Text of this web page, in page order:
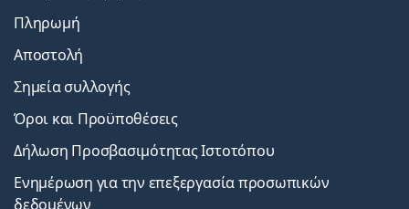
Πληρωμή
Αποστολή
Σημεία συλλογής
Όροι και Προϋποθέσεις
Δήλωση Προσβασιμότητας Ιστοτόπου
Ενημέρωση για την επεξεργασία προσωπικών
δεδομένων